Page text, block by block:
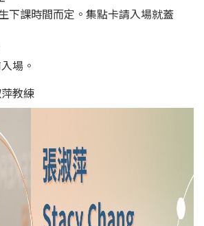
下課時間而定。集點卡請入場就蓋
場。
教練